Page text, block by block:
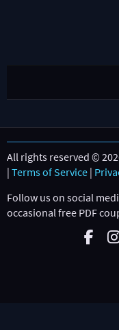
All rights reserved ©
| Terms of Service |
Follow us on social
occasional free PDF